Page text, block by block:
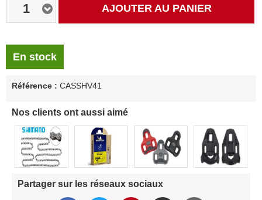
1 AJOUTER AU PANIER
En stock
Référence : CASSHV41
Nos clients ont aussi aimé
Partager sur les réseaux sociaux